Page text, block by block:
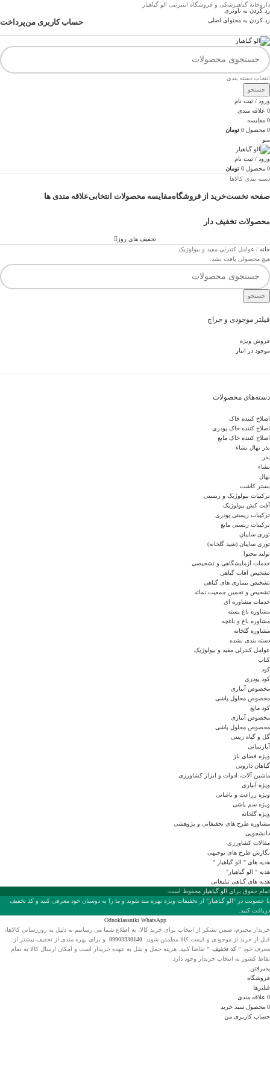
رد کردن به ناوبری
رد کردن به محتوای اصلی
داروخانه گیاهپزشکی و فروشگاه اینترنتی الو گیاهیار
حساب کاربری منپرداخت
انتخاب دسته بندی
جستجو
ورود / ثبت نام
0 علاقه مندی
0 مقایسه
0 محصول 0 تومان
منو
ورود / ثبت نام
0 محصول 0 تومان
دسته بندی کالاها
صفحه نخستخرید از فروشگاهمقایسه محصولات انتخابیعلاقه مندی ها
محصولات تخفیف دار
تخفیف های روز
فیلتر موجودی و حراج
فروش ویژه
موجود در انبار
دسته‌های محصولات
اصلاح کننده خاک
اصلاح کننده خاک پودری
اصلاح کننده خاک مایع
بذر نهال نشاء
بذر
نشاء
نهال
بستر کاشت
ترکیبات بیولوژیک و زیستی
آفت کش بیولوژیک
ترکیبات زیستی پودری
ترکیبات زیستی مایع
توری سایبان
توری سایبان (شید گلخانه)
تولید محتوا
خدمات آزمایشگاهی و تشخیصی
تشخیص آفات گیاهی
تشخیص بیماری های گیاهی
تشخیص و تخمین جمعیت نماتد
خدمات مشاوره ای
مشاوره باغ پسته
مشاوره باغ و باغچه
مشاوره گلخانه
دسته بندی نشده
عوامل کنترلی مفید و بیولوژیک
کتاب
کود
کود پودری
مخصوص آبیاری
مخصوص محلول پاشی
کود مایع
مخصوص آبیاری
مخصوص محلول پاشی
گل و گیاه زینتی
آپارتمانی
ویژه فضای باز
گیاهان دارویی
ماشین آلات، ادوات و ابزار کشاورزی
ویژه آبیاری
ویژه زراعت و باغبانی
ویژه سم پاشی
ویژه گلخانه
مشاوره طرح های تحقیقاتی و پژوهشی
دانشجویی
مقالات کشاورزی
نگارش طرح های توجیهی
هدیه های " الو گیاهیار "
هدیه " الو گیاهیار"
هدیه های گیاهی تبلیغاتی
خانه
عوامل کنترلی مفید و بیولوژیک
هیچ محصولی یافت نشد.
جستجو
تمام حقوق برای الو گیاهیار محفوظ است.
با عضويت در "الو گیاهیار" از تخفیفات ویژه بهره مند شوید و ما را به دوستان خود معرفی کنید و کد تخفیف
دریافت کنید.
Odnoklassniki WhatsApp
خریدار محترم، ضمن تشکر از انتخاب برای خرید کالا، به اطلاع شما می رسانیم به دلیل به روزرسانی کالاها،
قبل از خرید از موجودی و قیمت کالا مطمئن شوید: 09903330140 و برای بهره مندی از تخفیف بیشتر از
معرف خود " کد تخفیف " تقاضا کنید. هزینه حمل و نقل به عهده خریدار است و امکان ارسال کالا به تمام
نقاط کشور به انتخاب خریدار وجود دارد.
پذیرفتن
فروشگاه
فیلترها
0 علاقه مندی
0 محصول سبد خرید
حساب کاربری من